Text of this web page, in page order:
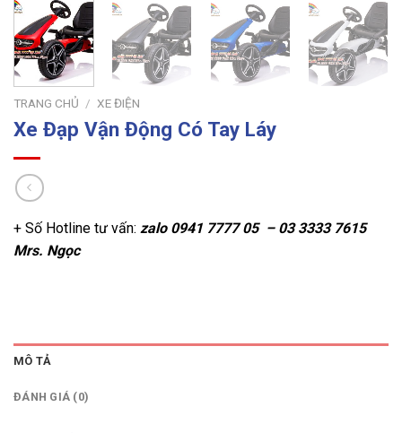
TRANG CHỦ / XE ĐIỆN
Xe Đạp Vận Động Có Tay Láy
+ Số Hotline tư vấn: zalo 0941 7777 05 – 03 3333 7615
Mrs. Ngọc
MÔ TẢ
ĐÁNH GIÁ (0)